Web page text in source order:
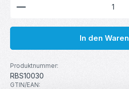
In den
Produktnummer:
RBS10030
GTIN/EAN: